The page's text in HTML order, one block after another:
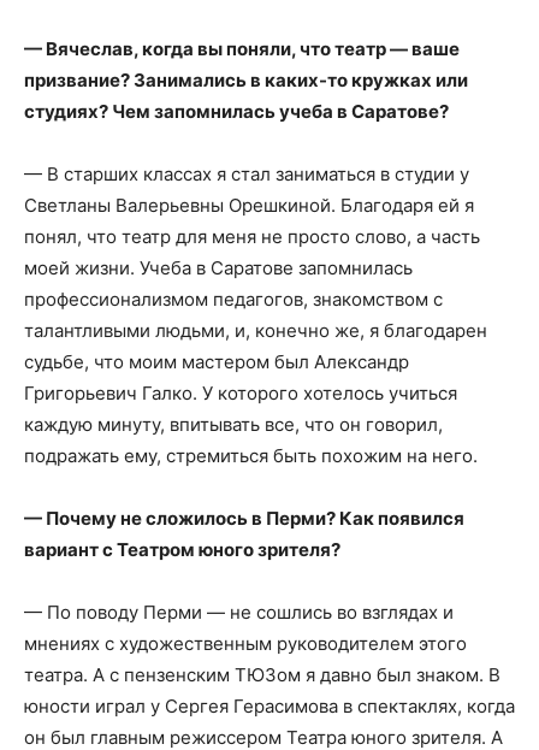
— Вячеслав, когда вы поняли, что театр — ваше
призвание? Занимались в каких-то кружках или
студиях? Чем запомнилась учеба в Саратове?
— В старших классах я стал заниматься в студии у
Светланы Валерьевны Орешкиной. Благодаря ей я
понял, что театр для меня не просто слово, а часть
моей жизни. Учеба в Саратове запомнилась
профессионализмом педагогов, знакомством с
талантливыми людьми, и, конечно же, я благодарен
судьбе, что моим мастером был Александр
Григорьевич Галко. У которого хотелось учиться
каждую минуту, впитывать все, что он говорил,
подражать ему, стремиться быть похожим на него.
— Почему не сложилось в Перми? Как появился
вариант с Театром юного зрителя?
— По поводу Перми — не сошлись во взглядах и
мнениях с художественным руководителем этого
театра. А с пензенским ТЮЗом я давно был знаком. В
юности играл у Сергея Герасимова в спектаклях, когда
он был главным режиссером Театра юного зрителя. А